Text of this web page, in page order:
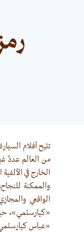
تتيح أفلام
من العالم عددٌ
الخارج في
والممكنة
الواقعي
«كيارستمي»،
«عباس